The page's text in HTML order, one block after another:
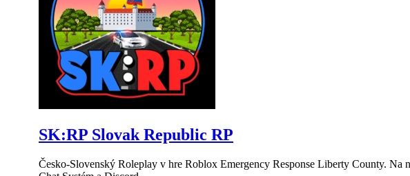
SK:RP Slovak Republic RP
Česko-Slovenský Roleplay v hre Roblox Emergency Response Liberty County.